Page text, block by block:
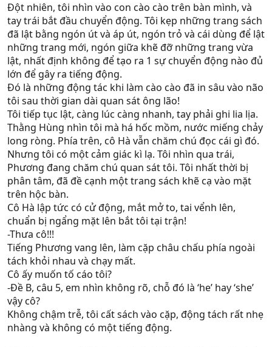
Đột nhiên, tôi nhìn vào con cào cào trên bàn mình, và
tay trái bắt đầu chuyển động. Tôi kẹp những trang sách
đã lật bằng ngón út và áp út, ngón trỏ và cái dùng để lật
những trang mới, ngón giữa khẽ đỡ những trang vừa
lật, nhất định không để tạo ra 1 sự chuyển động nào đủ
lớn để gây ra tiếng động.
Đó là những động tác khi làm cào cào đã in sâu vào não
tôi sau thời gian dài quan sát ông lão!
Tôi tiếp tục lật, càng lúc càng nhanh, tay phải ghi lia lịa.
Thằng Hùng nhìn tôi mà há hốc mồm, nước miếng chảy
long ròng. Phía trên, cô Hà vẫn chăm chú đọc cái gì đó.
Nhưng tôi có một cảm giác kì lạ. Tôi nhìn qua trái,
Phương đang chăm chú quan sát tôi. Tôi nhất thời bị
phân tâm, đã đề cạnh một trang sách khẽ cạ vào mặt
trên hộc bàn.
Cô Hà lập tức có cử động, mắt mở to, tai vểnh lên,
chuẩn bị ngẩng mặt lên bắt tôi tại trận!
-Thưa cô!!!
Tiếng Phương vang lên, làm cặp châu chấu phía ngoài
tách khỏi nhau và chạy mất.
Cô ấy muốn tố cáo tôi?
-Đề B, câu 5, em nhìn không rõ, chỗ đó là ‘he’ hay ‘she’
vậy cô?
Không chậm trễ, tôi cất sách vào cặp, động tách rất nhẹ
nhàng và không có một tiếng động.